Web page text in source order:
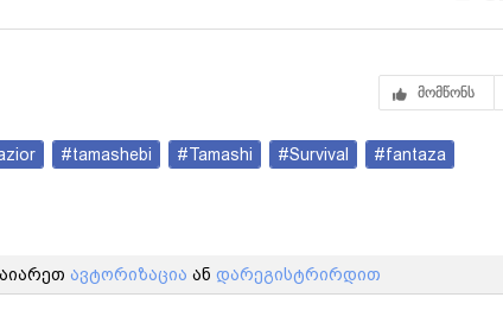
მომწონს
#tamashebi #Tamashi #Survival
#fantaza
ავტორიზაცია ან დარეგისტრირდით